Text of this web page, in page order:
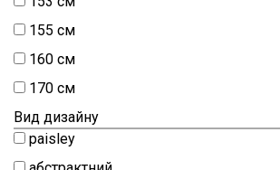
155 см
160 см
170 см
Вид дизайну
paisley